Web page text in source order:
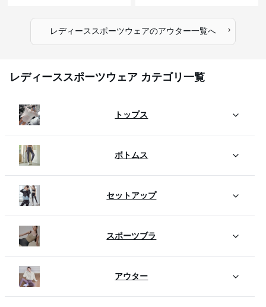
レディーススポーツウェアのアウター一覧へ ›
レディーススポーツウェア カテゴリ一覧
トップス
ボトムス
セットアップ
スポーツブラ
アウター